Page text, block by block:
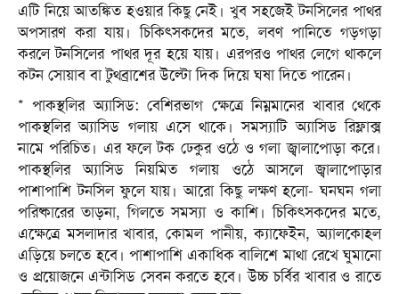
এটি নিয়ে আতঙ্কিত হওয়ার কিছু নেই। খুব সহজেই টনসিলের পাথর
অপসারণ করা যায়। চিকিৎসকদের মতে, লবণ পানিতে গড়গড়া
করলে টনসিলের পাথর দূর হয়ে যায়। এরপরও পাথর লেগে থাকলে
কটন সোয়াব বা টুথব্রাশের উল্টো দিক দিয়ে ঘষা দিতে পারেন।
* পাকস্থলির অ্যাসিড: বেশিরভাগ ক্ষেত্রে নিম্নমানের খাবার থেকে
পাকস্থলির অ্যাসিড গলায় এসে থাকে। সমস্যাটি অ্যাসিড রিফ্লাক্স
নামে পরিচিত। এর ফলে টক ঢেকুর ওঠে ও গলা জ্বালাপোড়া করে।
পাকস্থলির অ্যাসিড নিয়মিত গলায় ওঠে আসলে জ্বালাপোড়ার
পাশাপাশি টনসিল ফুলে যায়। আরো কিছু লক্ষণ হলো- ঘনঘন গলা
পরিষ্কারের তাড়না, গিলতে সমস্যা ও কাশি। চিকিৎসকদের মতে,
এক্ষেত্রে মসলাদার খাবার, কোমল পানীয়, ক্যাফেইন, অ্যালকোহল
এড়িয়ে চলতে হবে। পাশাপাশি একাধিক বালিশে মাথা রেখে ঘুমানো
ও প্রয়োজনে এন্টাসিড সেবন করতে হবে। উচ্চ চর্বির খাবার ও রাতে